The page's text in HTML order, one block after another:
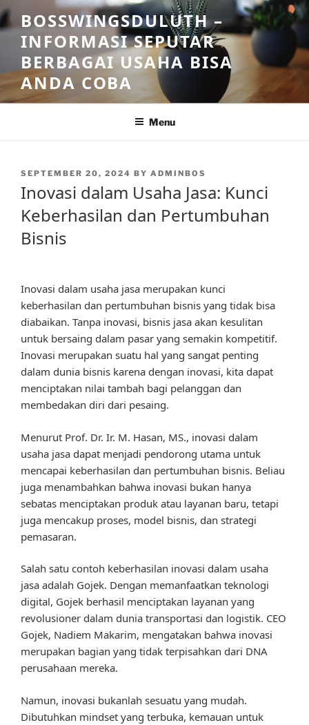
Skip
to
content
BOSSWINGSDULUTH –
INFORMASI SEPUTAR
BERBAGAI USAHA BISA
ANDA COBA
Menu
POSTED
SEPTEMBER 20, 2024 BY ADMINBOS
Inovasi dalam Usaha Jasa: Kunci
Keberhasilan dan Pertumbuhan
Bisnis
Inovasi dalam usaha jasa merupakan kunci
keberhasilan dan pertumbuhan bisnis yang tidak bisa
diabaikan. Tanpa inovasi, bisnis jasa akan kesulitan
untuk bersaing dalam pasar yang semakin kompetitif.
Inovasi merupakan suatu hal yang sangat penting
dalam dunia bisnis karena dengan inovasi, kita dapat
menciptakan nilai tambah bagi pelanggan dan
membedakan diri dari pesaing.
Menurut Prof. Dr. Ir. M. Hasan, MS., inovasi dalam
usaha jasa dapat menjadi pendorong utama untuk
mencapai keberhasilan dan pertumbuhan bisnis. Beliau
juga menambahkan bahwa inovasi bukan hanya
sebatas menciptakan produk atau layanan baru, tetapi
juga mencakup proses, model bisnis, dan strategi
pemasaran.
Salah satu contoh keberhasilan inovasi dalam usaha
jasa adalah Gojek. Dengan memanfaatkan teknologi
digital, Gojek berhasil menciptakan layanan yang
revolusioner dalam dunia transportasi dan logistik. CEO
Gojek, Nadiem Makarim, mengatakan bahwa inovasi
merupakan bagian yang tidak terpisahkan dari DNA
perusahaan mereka.
Namun, inovasi bukanlah sesuatu yang mudah.
Dibutuhkan mindset yang terbuka, kemauan untuk